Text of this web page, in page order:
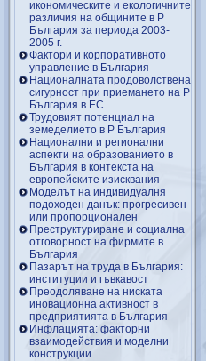
икономическите и екологичните
различия на общините в Р
България за периода 2003-
2005 г.
Фактори и корпоративното
управление в България
Националната продоволствена
сигурност при приемането на Р
България в ЕС
Трудовият потенциал на
земеделието в Р България
Национални и регионални
аспекти на образованието в
България в контекста на
европейските изисквания
Моделът на индивидуалня
подоходен данък: прогресивен
или пропорционален
Преструктуриране и социална
отговорност на фирмите в
България
Пазарът на труда в България:
институции и гъвкавост
Преодоляване на ниската
иновационна активност в
предприятията в България
Инфлацията: факторни
взаимодействия и моделни
конструкции